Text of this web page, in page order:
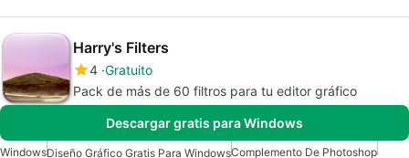
Harry's Filters
4 Gratuito
Pack de más de 60 filtros para tu editor gráfico
Descargar gratis para Windows
WindowsDiseño Gráfico Gratis Para WindowsComplemento De Photoshop